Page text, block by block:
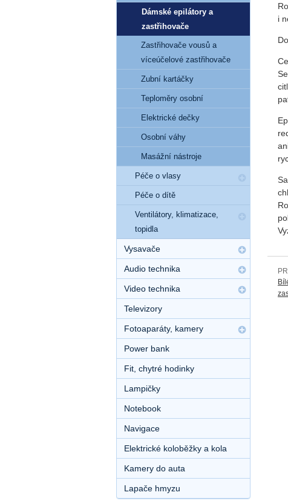
i
Dámské epilátory a
zastřihovače
Zastřihovače vousů a
víceúčelové zastřihovače
Zubní kartáčky
Teploměry osobní
Elektrické dečky
Osobní váhy
Masážní nástroje
Péče o vlasy
Péče o dítě
Ventilátory, klimatizace,
topidla
Vysavače
Audio technika
Video technika
Televizory
Fotoaparáty, kamery
Power bank
Fit, chytré hodinky
Lampičky
Notebook
Navigace
Elektrické koloběžky a kola
Kamery do auta
Lapače hmyzu